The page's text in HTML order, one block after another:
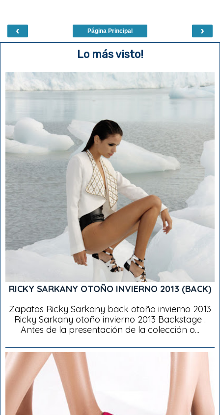
‹ ›
Página Principal
Lo más visto!
RICKY SARKANY OTOÑO INVIERNO 2013 (BACK)
Zapatos Ricky Sarkany back otoño invierno 2013
Ricky Sarkany otoño invierno 2013 Backstage .
Antes de la presentación de la colección o...